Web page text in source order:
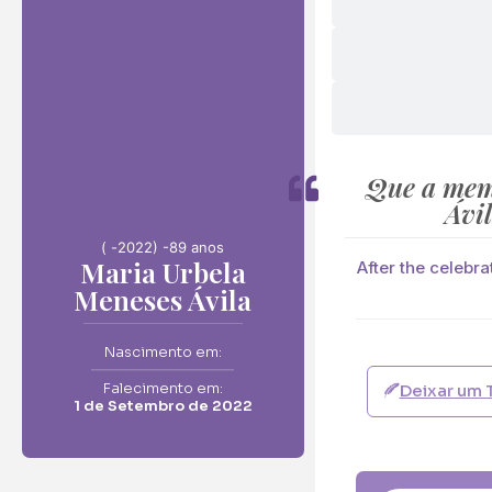
( -2022) -89 anos
Maria Urbela
Meneses Ávila
Nascimento em:
Falecimento em:
1 de Setembro de 2022
Que a
After the
Deixar um
Neste Formulário,
Ramo de
Palma:
Pequena
Pequena